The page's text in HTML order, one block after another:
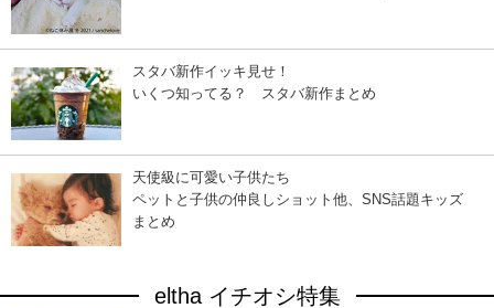
スタバ新作イッキ見せ！
いくつ知ってる？ スタバ新作まとめ
天使級に可愛い子供たち
ペットと子供の仲良しショット他、SNS話題キッズ
まとめ
eltha イチオシ特集